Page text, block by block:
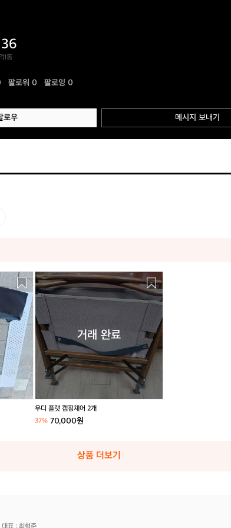
1동
팔로워 0 팔로잉 0
로우 메시지 보내기
우
디
플
캠
핑
체
어
거래 완료
우디 플랫 캠핑체어 2개
37% 70,000원
상품 더보기